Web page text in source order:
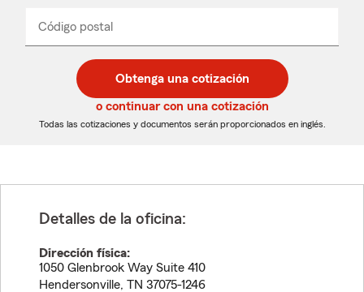
desplegable
Código postal
de
5
dígitos
de
5
dígitos
_____
Obtenga una cotización
o continuar con una cotización
Todas las cotizaciones y documentos serán proporcionados en inglés.
Detalles de la oficina:
Dirección física:
1050 Glenbrook Way Suite 410
Hendersonville, TN 37075-1246